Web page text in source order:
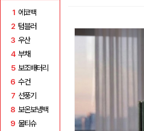
1 에코백
2 텀블러
3 우산
4 부채
5 보조배터리
6 수건
7 선풍기
8 보온보냉백
9 물티슈